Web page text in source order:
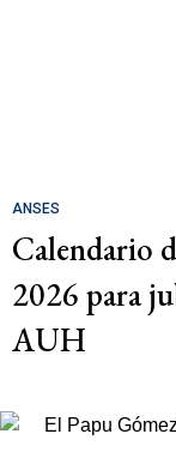
ANSES
Calendario
2026 para
AUH